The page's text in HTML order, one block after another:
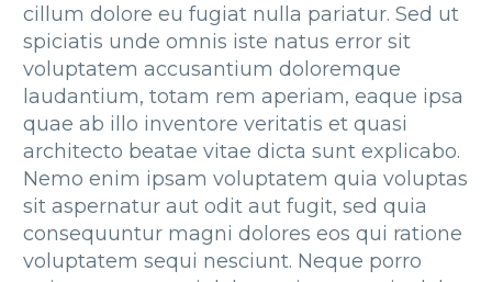
cillum dolore eu fugiat nulla pariatur. Sed ut
spiciatis unde omnis iste natus error sit
voluptatem accusantium doloremque
laudantium, totam rem aperiam, eaque ipsa
quae ab illo inventore veritatis et quasi
architecto beatae vitae dicta sunt explicabo.
Nemo enim ipsam voluptatem quia voluptas
sit aspernatur aut odit aut fugit, sed quia
consequuntur magni dolores eos qui ratione
voluptatem sequi nesciunt. Neque porro